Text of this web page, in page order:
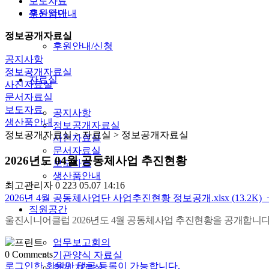
후원안내
후원안내/신청
자료실
공지사항
정보공개자료실
사진자료실
문서자료실
보도자료
생산품안내
직원공간
업무보고회의
기관양식 자료실
생산품안내
정보공개자료실
공지사항
정보공개자료실
사진자료실
문서자료실
보도자료
생산품안내
정보공개자료실 > 자료실 > 정보공개자료실
2026년도 04월 공동체사업 추진현황
최고관리자 0 223 05.07 14:16
2026년 4월 공동체사업단 사업추진현황 정보공개.xlsx (13.2K)
울진시니어클럽 2026년도 4월 공동체사업 추진현황을 공개합니
0 Comments
로그인한 회원만 댓글 등록이 가능합니다.